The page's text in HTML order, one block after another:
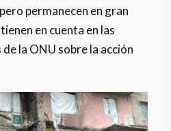
permanecen en gran
en cuenta en las
la ONU sobre la acción